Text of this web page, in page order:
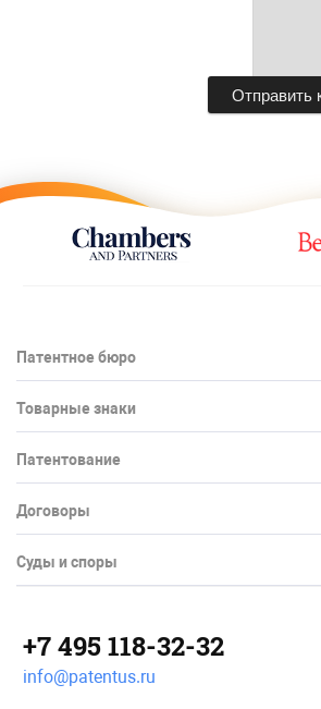
Патентное бюро
Товарные знаки
Патентование
Договоры
Суды и споры
+7 495 118-32-32
info@patentus.ru